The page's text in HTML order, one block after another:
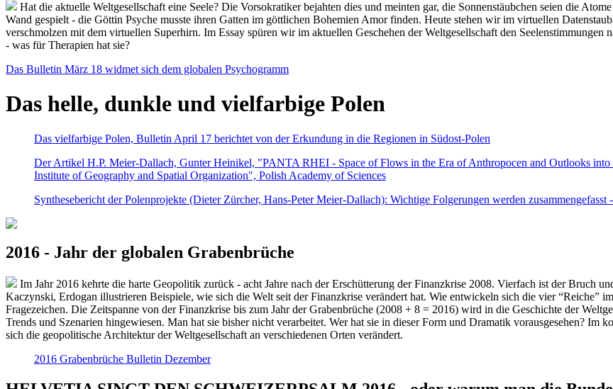
Hat die aktuelle Weltgesellschaft eine Seele? Die Vorsokratiker bejahten dies und meinten gar, die Sonnenstäubchen seien die
Wand gespielt - die Göttin Psyche musste ihren Gatten im göttlichen Bohemien Amor finden. Heute stehen wir im virtuellen
verschmolzen mit dem virtuellen Superhirn. Im Essay spüren wir im aktuellen Geschehen der Weltgesellschaft den Seelenstimmungen
- was für Therapien hat sie?
Das Bulletin März 18 widmet sich dem globalen Psychogramm
Das helle, dunkle und vielfarbige Polen
Das vielfarbige Polen, Bulletin April 17 berichtet von der Erkundung in die Regionen in Südost-Polen
Der Artikel H.P. Meier-Dallach, Gunter Heinikel, "PANTA RHEI - Space of Flows in the Era of Anthropocen and Outlooks
Institute of Geography and Spatial Organization", Polish Academy of Sciences
Synthesebericht der Polenprojekte (Dieter Zürcher, Hans-Peter Meier-Dallach): Wichtige Folgerungen werden zusammengefasst
2016 - Jahr der globalen Grabenbrüche
Im Jahr 2016 kehrte die harte Geopolitik zurück - acht Jahre nach der Erschütterung der Finanzkrise 2008. Vierfach ist der Bruch
Kaczynski, Erdogan illustrieren Beispiele, wie sich die Welt seit der Finanzkrise verändert hat. Wie entwickeln sich die vier “Reiche”
Fragezeichen. Die Zeitspanne von der Finanzkrise bis zum Jahr der Grabenbrüche (2008 + 8 = 2016) wird in die Geschichte der
Trends und Szenarien hingewiesen. Man hat sie bisher nicht verarbeitet. Wer hat sie in dieser Form und Dramatik vorausgesehen?
sich die geopolitische Architektur der Weltgesellschaft an verschiedenen Orten verändert.
2016 Grabenbrüche Bulletin Dezember